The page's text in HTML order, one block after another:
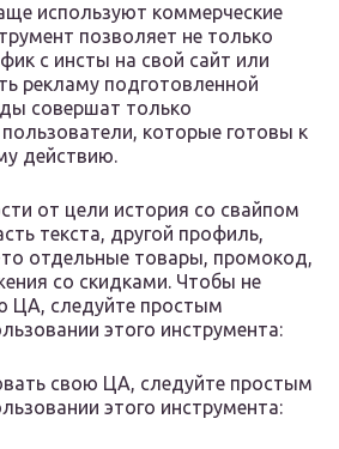
используют коммерческие
позволяет не только
с инсты на свой сайт или
рекламу подготовленной
совершат только
которые готовы к
действию.
от цели история со свайпом
текста, другой профиль,
то отдельные товары, промокод,
со скидками. Чтобы не
ЦА, следуйте простым
этого инструмента:
свою ЦА, следуйте простым
этого инструмента: